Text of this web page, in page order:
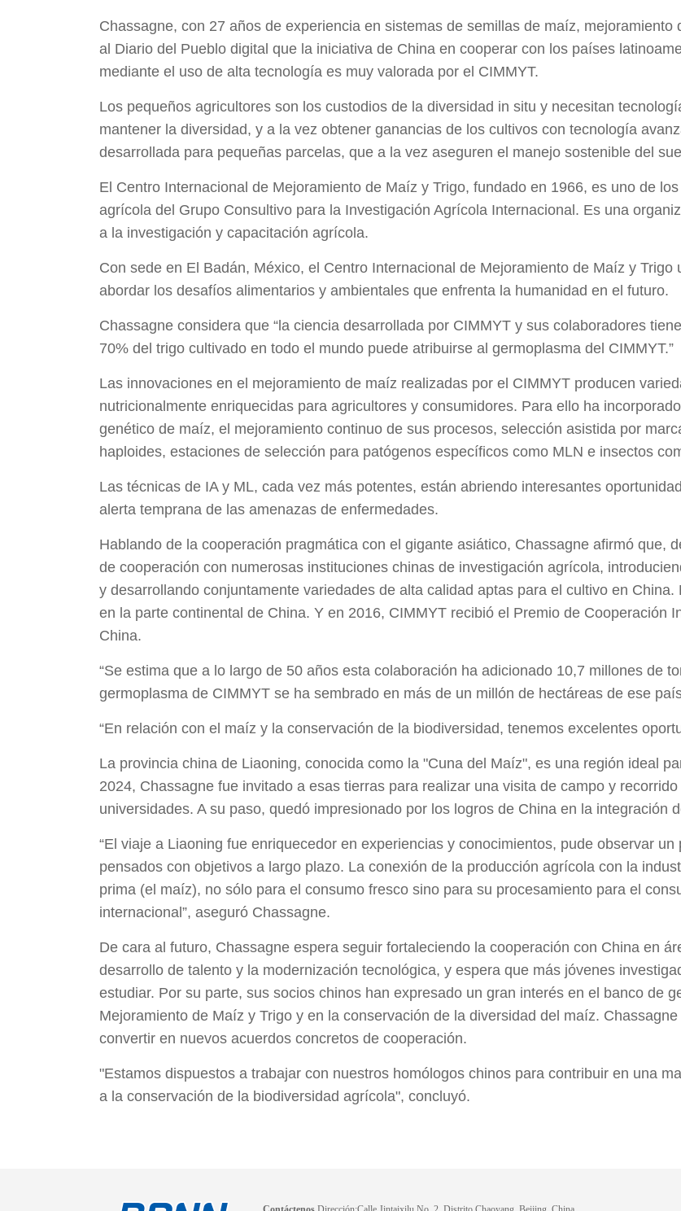
Chassagne, con 27 años de experiencia en sistemas de semillas de maíz,
al Diario del Pueblo digital que la iniciativa de China en cooperar con los países
mediante el uso de alta tecnología es muy valorada por el CIMMYT.
Los pequeños agricultores son los custodios de la diversidad in situ y necesitan
mantener la diversidad, y a la vez obtener ganancias de los cultivos con tecnología
desarrollada para pequeñas parcelas, que a la vez aseguren el manejo sostenible del
El Centro Internacional de Mejoramiento de Maíz y Trigo, fundado en 1966, es uno de
agrícola del Grupo Consultivo para la Investigación Agrícola Internacional. Es una
a la investigación y capacitación agrícola.
Con sede en El Badán, México, el Centro Internacional de Mejoramiento de Maíz y
abordar los desafíos alimentarios y ambientales que enfrenta la humanidad en el futuro.
Chassagne considera que “la ciencia desarrollada por CIMMYT y sus colaboradores
70% del trigo cultivado en todo el mundo puede atribuirse al germoplasma del CIMMYT.”
Las innovaciones en el mejoramiento de maíz realizadas por el CIMMYT producen
nutricionalmente enriquecidas para agricultores y consumidores. Para ello ha
genético de maíz, el mejoramiento continuo de sus procesos, selección asistida por
haploides, estaciones de selección para patógenos específicos como MLN e insectos
Las técnicas de IA y ML, cada vez más potentes, están abriendo interesantes
alerta temprana de las amenazas de enfermedades.
Hablando de la cooperación pragmática con el gigante asiático, Chassagne afirmó que,
de cooperación con numerosas instituciones chinas de investigación agrícola,
y desarrollando conjuntamente variedades de alta calidad aptas para el cultivo en
en la parte continental de China. Y en 2016, CIMMYT recibió el Premio de Cooperación
China.
“Se estima que a lo largo de 50 años esta colaboración ha adicionado 10,7 millones de
germoplasma de CIMMYT se ha sembrado en más de un millón de hectáreas de ese
“En relación con el maíz y la conservación de la biodiversidad, tenemos excelentes
La provincia china de Liaoning, conocida como la "Cuna del Maíz", es una región ideal
2024, Chassagne fue invitado a esas tierras para realizar una visita de campo y
universidades. A su paso, quedó impresionado por los logros de China en la integración
“El viaje a Liaoning fue enriquecedor en experiencias y conocimientos, pude observar
pensados con objetivos a largo plazo. La conexión de la producción agrícola con la
prima (el maíz), no sólo para el consumo fresco sino para su procesamiento para el
internacional”, aseguró Chassagne.
De cara al futuro, Chassagne espera seguir fortaleciendo la cooperación con China en
desarrollo de talento y la modernización tecnológica, y espera que más jóvenes
estudiar. Por su parte, sus socios chinos han expresado un gran interés en el banco de
Mejoramiento de Maíz y Trigo y en la conservación de la diversidad del maíz.
convertir en nuevos acuerdos concretos de cooperación.
"Estamos dispuestos a trabajar con nuestros homólogos chinos para contribuir en una
a la conservación de la biodiversidad agrícola", concluyó.